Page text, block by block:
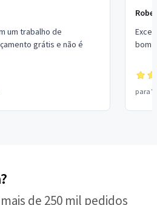
um trabalho de
grátis e não é
bom
para
de 250 mil pedidos